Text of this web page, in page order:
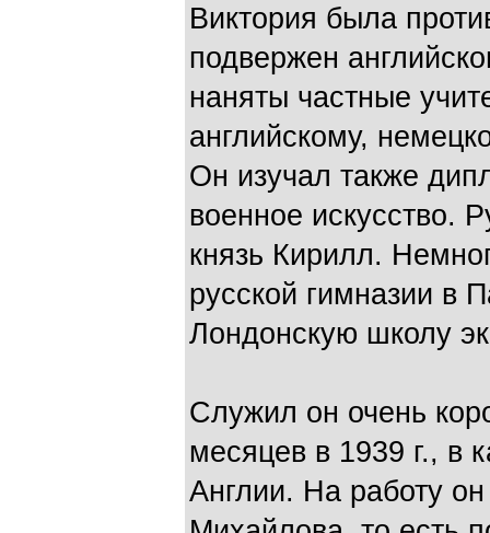
Виктория была
подвержен
наняты частные
английскому,
Он изучал также
военное искусство.
князь Кирилл.
русской гимназии в
Лондонскую школу
Служил он очень
месяцев в 1939 г., в
Англии. На работу